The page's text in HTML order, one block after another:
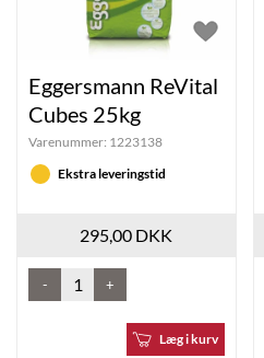
Eggersmann ReVital
Cubes 25kg
Varenummer: 1223138
Ekstra leveringstid
295,00 DKK
- +
Læg i kurv